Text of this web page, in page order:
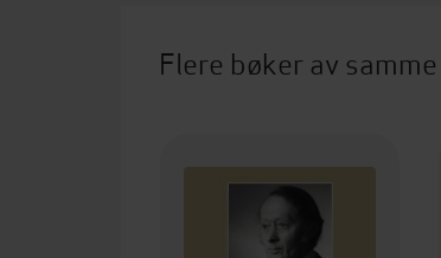
Flere bøker av